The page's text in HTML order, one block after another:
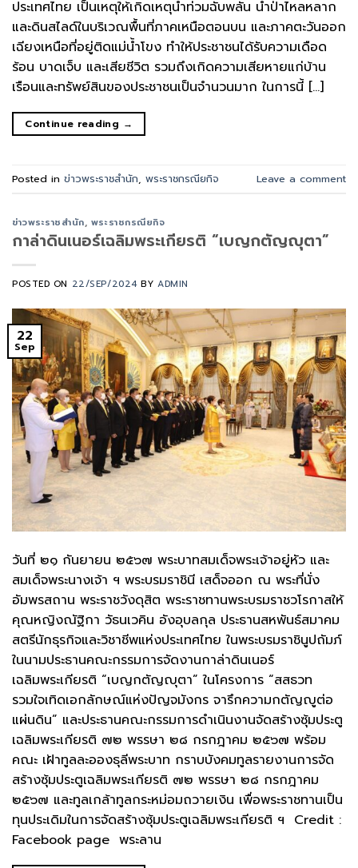
ประเทศไทย เป็นเหตุให้เกิดเหตุน้ำท่วมฉับพลัน น้ำป่าไหลหลาก
และดินสไลด์ในบริเวณพื้นที่ภาคเหนือตอนบน และภาคตะวันออก
เฉียงเหนือที่อยู่ติดแม่น้ำโขง ทำให้ประชาชนได้รับความเดือด
ร้อน บาดเจ็บ และเสียชีวิต รวมถึงเกิดความเสียหายแก่บ้าน
เรือนและทรัพย์สินของประชาชนเป็นจำนวนมาก ในการนี้ […]
Continue reading →
Posted in ข่าวพระราชสำนัก, พระราชกรณียกิจ Leave a comment
ข่าวพระราชสำนัก, พระราชกรณียกิจ
กาล่าดินเนอร์เฉลิมพระเกียรติ “เบญกตัญญุตา”
POSTED ON 22/SEP/2024BYADMIN
22
Sep
วันที่ ๒๑ กันยายน ๒๕๖๗ พระบาทสมเด็จพระเจ้าอยู่หัว และ
สมเด็จพระนางเจ้า ฯ พระบรมราชินี เสด็จออก ณ พระที่นั่ง
อัมพรสถาน พระราชวังดุสิต พระราชทานพระบรมราชวโรกาสให้
คุณหญิงณัฐิกา วัธนเวคิน อังอุบลกุล ประธานสหพันธ์สมาคม
สตรีนักธุรกิจและวิชาชีพแห่งประเทศไทย ในพระบรมราชินูปถัมภ์
ในนามประธานคณะกรรมการจัดงานกาล่าดินเนอร์
เฉลิมพระเกียรติ “เบญกตัญญุตา” ในโครงการ “สสธวท
รวมใจเทิดเอกลักษณ์แห่งปัญจมังกร จารึกความกตัญญูต่อ
แผ่นดิน” และประธานคณะกรรมการดำเนินงานจัดสร้างซุ้มประตู
เฉลิมพระเกียรติ ๗๒ พรรษา ๒๘ กรกฎาคม ๒๕๖๗ พร้อม
คณะ เฝ้าทูลละอองธุลีพระบาท กราบบังคมทูลรายงานการจัด
สร้างซุ้มประตูเฉลิมพระเกียรติ ๗๒ พรรษา ๒๘ กรกฎาคม
๒๕๖๗ และทูลเกล้าทูลกระหม่อมถวายเงิน เพื่อพระราชทานเป็น
ทุนประเดิมในการจัดสร้างซุ้มประตูเฉลิมพระเกียรติ ฯ Credit :
Facebook page พระลาน